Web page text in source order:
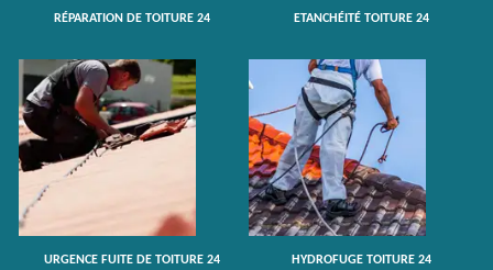
RÉPARATION DE TOITURE 24 ETANCHÉITÉ TOITURE 24
URGENCE FUITE DE TOITURE 24 HYDROFUGE TOITURE 24